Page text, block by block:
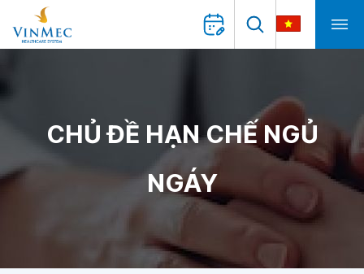
CHỦ ĐỀ HẠN CHẾ NGỦ
NGÁY